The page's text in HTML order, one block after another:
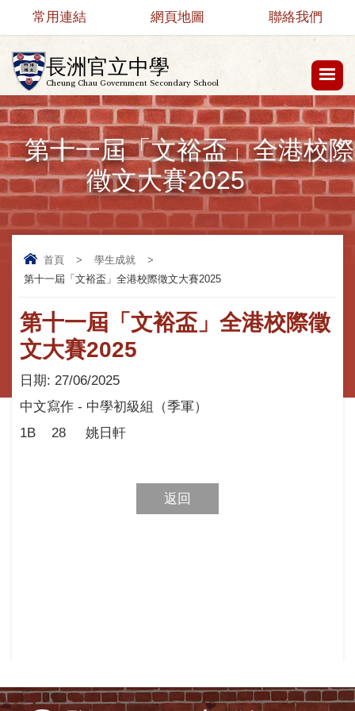
長洲官立中學
Cheung Chau Government Secondary School
常用連結 網頁地圖 聯絡我們
第十一屆「文裕盃」全港校際
徵文大賽2025
首頁 > 學生成就
>
第十一屆「文裕盃」全港校際徵文大賽2025
第十一屆「文裕盃」全港校際徵
文大賽2025
日期: 27/06/2025
中文寫作 - 中學初級組（季軍）
1B
28 姚日軒
返回